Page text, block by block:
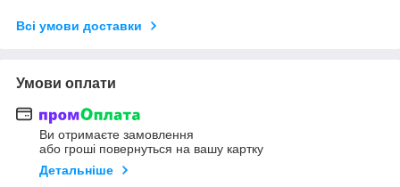
Всі умови доставки
Умови оплати
Ви отримаєте замовлення
або гроші повернуться на вашу картку
Детальніше